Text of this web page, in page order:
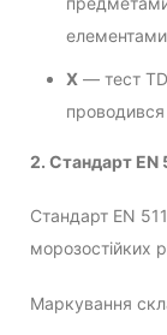
X — тест
2. Стандарт EN
Стандарт EN
морозостійких
Маркування